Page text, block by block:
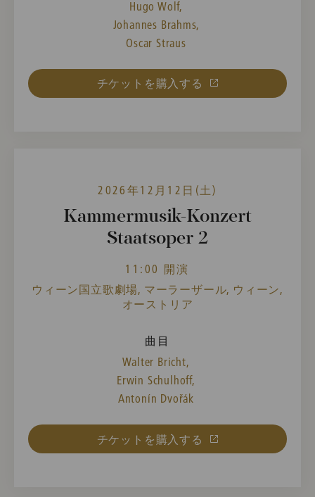
Hugo Wolf,
Johannes Brahms,
Oscar Straus
チケットを購入する
2026年12月12日(土)
Kammermusik-Konzert
Staatsoper 2
11:00 開演
ウィーン国立歌劇場, マーラーザール, ウィーン,
オーストリア
曲目
Walter Bricht,
Erwin Schulhoff,
Antonín Dvořák
チケットを購入する